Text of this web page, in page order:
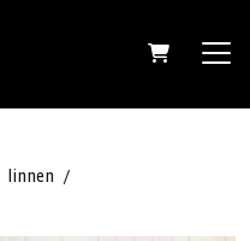
linnen /